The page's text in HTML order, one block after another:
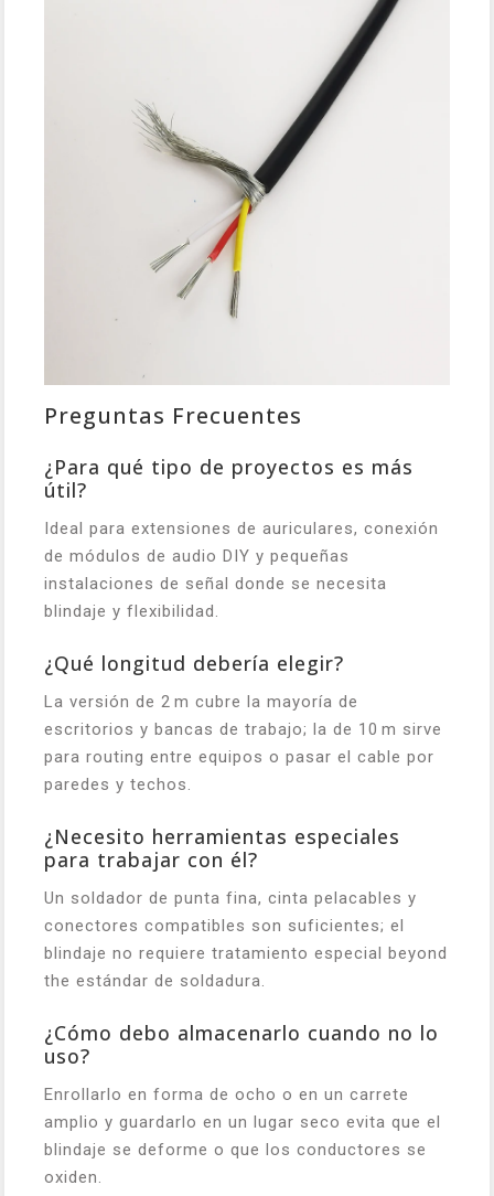
Preguntas Frecuentes
¿Para qué tipo de proyectos es más
útil?
Ideal para extensiones de auriculares, conexión
de módulos de audio DIY y pequeñas
instalaciones de señal donde se necesita
blindaje y flexibilidad.
¿Qué longitud debería elegir?
La versión de 2 m cubre la mayoría de
escritorios y bancas de trabajo; la de 10 m sirve
para routing entre equipos o pasar el cable por
paredes y techos.
¿Necesito herramientas especiales
para trabajar con él?
Un soldador de punta fina, cinta pelacables y
conectores compatibles son suficientes; el
blindaje no requiere tratamiento especial beyond
the estándar de soldadura.
¿Cómo debo almacenarlo cuando no lo
uso?
Enrollarlo en forma de ocho o en un carrete
amplio y guardarlo en un lugar seco evita que el
blindaje se deforme o que los conductores se
oxiden.